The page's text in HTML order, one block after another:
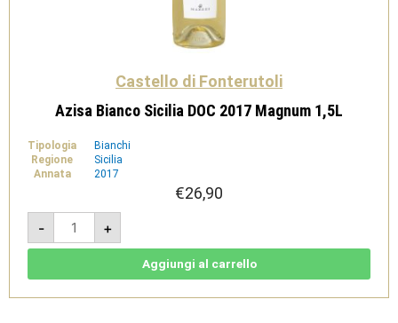
Castello di Fonterutoli
Azisa Bianco Sicilia DOC 2017 Magnum 1,5L
Tipologia
Bianchi
Regione
Sicilia
Annata
2017
€26,90
-
Azisa
Bianco
Sicilia
DOC
quantità
+
Aggiungi al carrello